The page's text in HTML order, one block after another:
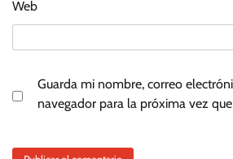
Web
Guarda mi nombre, correo
navegador para la próxima vez